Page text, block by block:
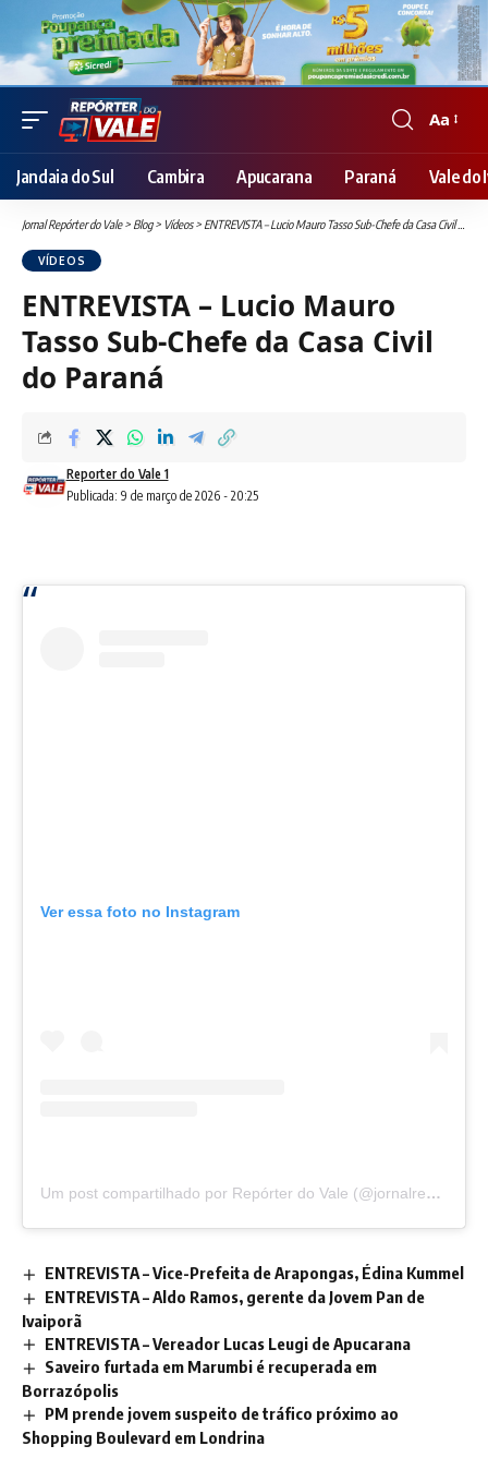
Font
Resizer
Aa
Jandaia do Sul Cambira Apucarana Paraná Vale do
Jornal Repórter do Vale> Blog> Vídeos> ENTREVISTA – Lucio Mauro Tasso Sub-Chefe da Casa Civil do Paraná
VÍDEOS
ENTREVISTA – Lucio Mauro
Tasso Sub-Chefe da Casa Civil
do Paraná
Publicada: 9 de março de 2026 - 20:25
Reporter do Vale 1
Ver essa foto no Instagram
Um post compartilhado por Repórter do Vale (@jornalreporterdovale)
ENTREVISTA – Vice-Prefeita de Arapongas, Édina Kummel
ENTREVISTA – Aldo Ramos, gerente da Jovem Pan de
Ivaiporã
ENTREVISTA – Vereador Lucas Leugi de Apucarana
Saveiro furtada em Marumbi é recuperada em
Borrazópolis
PM prende jovem suspeito de tráfico próximo ao
Shopping Boulevard em Londrina